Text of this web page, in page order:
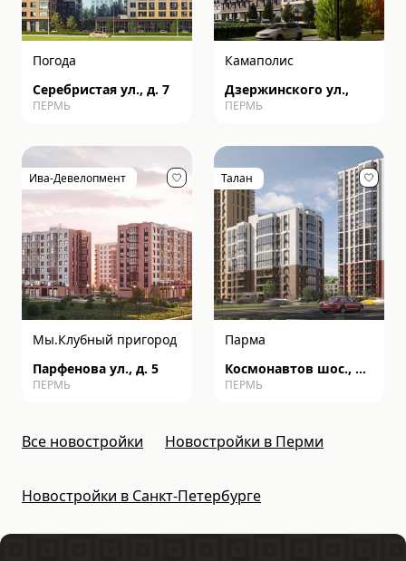
Погода
Серебристая ул., д. 7
ПЕРМЬ
Камаполис
Дзержинского ул.,
ПЕРМЬ
Ива-Девелопмент
Мы.Клубный пригород
Парфенова ул., д. 5
ПЕРМЬ
Талан
Парма
Космонавтов шос., д.
162к
ПЕРМЬ
Все новостройки Новостройки в Перми
Новостройки в Санкт-Петербурге